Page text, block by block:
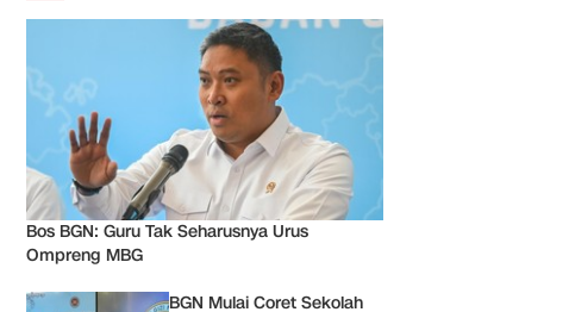
Bos BGN: Guru Tak Seharusnya Urus
Ompreng MBG
BGN Mulai Coret Sekolah